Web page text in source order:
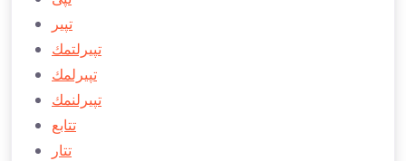
تپیر
تپیرلتمك
تپیرلمك
تپیرلنمك
تتابع
تتار